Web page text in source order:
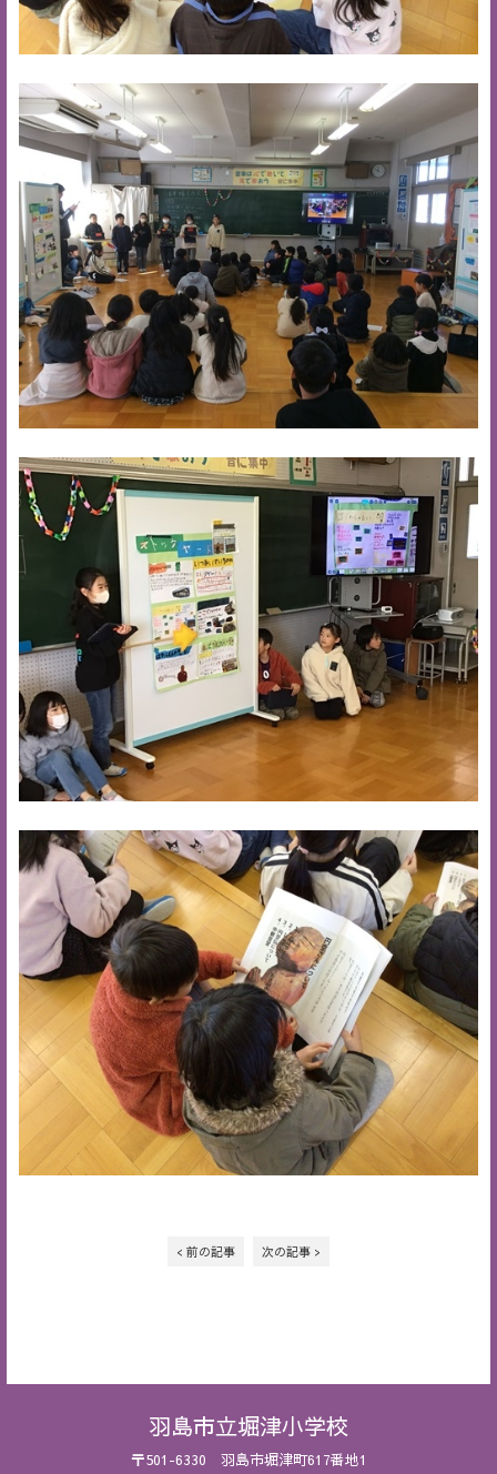
< 前の記事 次の記事 >
羽島市立堀津小学校
〒501-6330 羽島市堀津町617番地1